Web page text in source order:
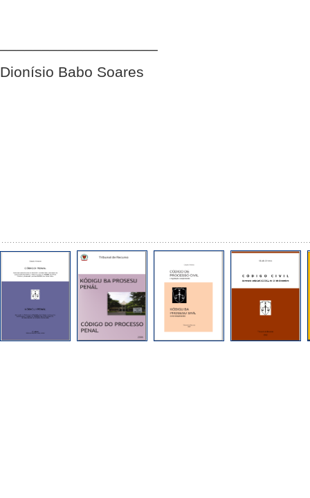
Dionísio Babo Soares